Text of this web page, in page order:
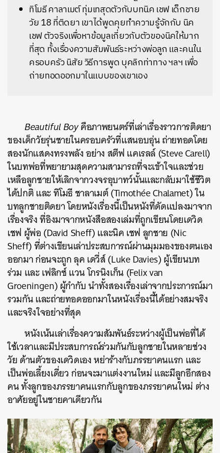
ทิโมธี คาลาเมต์ ทุ่มเทสุดตัวกับบทนิค เชฟ เด็กชาย
วัย 18 ที่ติดยา เขาได้พูดคุยทำความรู้จักกับ นิค
เชฟ ตัวจริงเพื่อหาข้อมูลเกี่ยวกับตัวของนิคให้มาก
ที่สุด ทั้งเรื่องความสัมพันธ์ระหว่างพ่อลูก และคนใน
ครอบครัว นิสัย วิธีการพูด บุคลิกท่าทาง ฯลฯ เพื่อ
ถ่ายทอดออกมาในแบบของเขาเอง
Beautiful Boyคือภาพยนตร์ที่เล่าเรื่องราวการติดยา
ของเด็กวัยรุ่นชายในครอบครัวที่แสนอบอุ่น ถ่ายทอดโดย
สองนักแสดงทรงพลัง อย่าง สตีฟ แคเรลล์ (Steve Carell)
ในบทพ่อที่พยายามสุดความสามารถที่จะเข้าใจและช่วย
เหลือลูกชายให้เลิกจากวงจรอุบาทว์นั้นและกลับมาใช้ชีวิต
ได้ปกติ และ ทิโมธี ชาลาเมต์ (Timothée Chalamet) ใน
บทลูกชายติดยา โดยหนังเรื่องนี้เป็นหนังที่ดัดแปลงมาจาก
เรื่องจริง ที่อิงมาจากหนังสือสองเล่มที่ถูกเขียนโดยเดวิด
เชฟ ผู้พ่อ (David Sheff) และนิค เชฟ ลูกชาย (Nic
Sheff) ที่ต่างเขียนเล่าประสบการณ์ผ่านมุมมองของตนเอง
ออกมา ก่อนจะถูก ลุค เดวี่ส์ (Luke Davies) ผู้เขียนบท
ร่วม และ เฟลิกซ์ แวน โกรนิงเก็น (Felix van
Groeningen) ผู้กำกับ นำทั้งสองเรื่องเล่าจากประการณ์มา
รวมกัน และถ่ายทอดออกมาในหนังเรื่องนี้ได้อย่างสมจริง
และจริงใจอย่างที่สุด
หนังเน้นเล่าเรื่องความสัมพันธ์ระหว่างผู้เป็นพ่อที่ได้
ใช้เวลาและมีประสบการณ์ร่วมกันกับลูกชายในหลายช่วง
วัย ด้านตัวของเดวิดเอง หย่าร้างกับภรรยาคนแรก และ
เป็นพ่อเลี้ยงเดี่ยว ก่อนจะมาแต่งงานใหม่ และมีลูกอีกสอง
คน ทั้งลูกของภรรยาคนแรกกับลูกของภรรยาคนใหม่ ต่าง
อาศัยอยู่ในชายคาเดียวกัน